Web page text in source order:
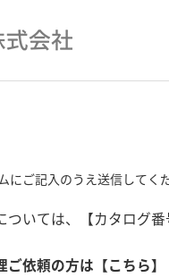
にご記入のうえ送信してく
ついては、【カタログ
ご依頼の方は【こちら】